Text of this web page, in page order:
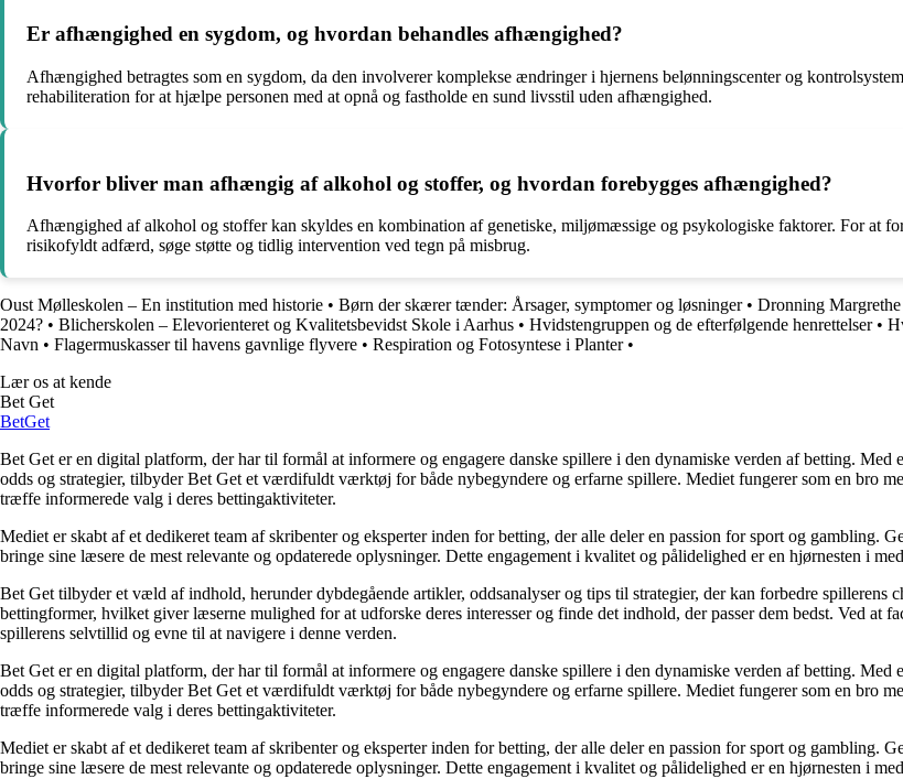
Er afhængighed en sygdom, og hvordan behandles afhængighed?
Afhængighed betragtes som en sygdom, da den involverer komplekse ændringer i hjernens belønningscenter og
rehabiliteration for at hjælpe personen med at opnå og fastholde en sund livsstil uden afhængighed.
Hvorfor bliver man afhængig af alkohol og stoffer, og hvordan forebygges afhængighed?
Afhængighed af alkohol og stoffer kan skyldes en kombination af genetiske, miljømæssige og psykologiske faktorer. For at
risikofyldt adfærd, søge støtte og tidlig intervention ved tegn på misbrug.
Oust Mølleskolen – En institution med historie • Børn der skærer tænder: Årsager, symptomer og løsninger• Dronning
2024? • Blicherskolen – Elevorienteret og Kvalitetsbevidst Skole i Aarhus • Hvidstengruppen og de efterfølgende henrettelser•
Navn • Flagermuskasser til havens gavnlige flyvere • Respiration og Fotosyntese i Planter•
Lær os at kende
Bet Get
BetGet
Bet Get er en digital platform, der har til formål at informere og engagere danske spillere i den dynamiske verden af betting. Med
odds og strategier, tilbyder Bet Get et værdifuldt værktøj for både nybegyndere og erfarne spillere. Mediet fungerer som en bro
træffe informerede valg i deres bettingaktiviteter.
Mediet er skabt af et dedikeret team af skribenter og eksperter inden for betting, der alle deler en passion for sport og gambling.
bringe sine læsere de mest relevante og opdaterede oplysninger. Dette engagement i kvalitet og pålidelighed er en hjørnesten i
Bet Get tilbyder et væld af indhold, herunder dybdegående artikler, oddsanalyser og tips til strategier, der kan forbedre
bettingformer, hvilket giver læserne mulighed for at udforske deres interesser og finde det indhold, der passer dem bedst. Ved at
spillerens selvtillid og evne til at navigere i denne verden.
Bet Get er en digital platform, der har til formål at informere og engagere danske spillere i den dynamiske verden af betting. Med
odds og strategier, tilbyder Bet Get et værdifuldt værktøj for både nybegyndere og erfarne spillere. Mediet fungerer som en bro
træffe informerede valg i deres bettingaktiviteter.
Mediet er skabt af et dedikeret team af skribenter og eksperter inden for betting, der alle deler en passion for sport og gambling.
bringe sine læsere de mest relevante og opdaterede oplysninger. Dette engagement i kvalitet og pålidelighed er en hjørnesten i